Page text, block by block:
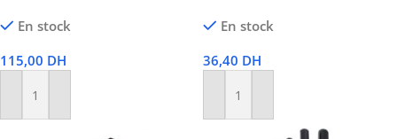
En stock
115,00 DH
Ajouter Au Panier
En stock
36,40 DH
Ajouter Au Panier